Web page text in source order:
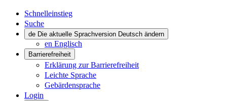
Schnelleinstieg
Suche
de Die aktuelle Sprachversion Deutsch ändern
en Englisch
Barrierefreiheit
Erklärung zur Barrierefreiheit
Leichte Sprache
Gebärdensprache
Login